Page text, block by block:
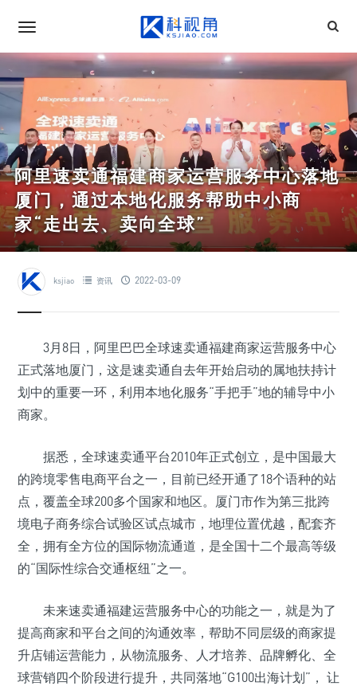
阿里速卖通福建商家运营服务中心落地
厦门，通过本地化服务帮助中小商
家“走出去、卖向全球”
ksjiao 资讯 2022-03-09
3月8日，阿里巴巴全球速卖通福建商家运营服务中心
正式落地厦门，这是速卖通自去年开始启动的属地扶持计
划中的重要一环，利用本地化服务“手把手”地的辅导中小
商家。
据悉，全球速卖通平台2010年正式创立，是中国最大
的跨境零售电商平台之一，目前已经开通了18个语种的站
点，覆盖全球200多个国家和地区。厦门市作为第三批跨
境电子商务综合试验区试点城市，地理位置优越，配套齐
全，拥有全方位的国际物流通道，是全国十二个最高等级
的“国际性综合交通枢纽”之一。
未来速卖通福建运营服务中心的功能之一，就是为了
提高商家和平台之间的沟通效率，帮助不同层级的商家提
升店铺运营能力，从物流服务、人才培养、品牌孵化、全
球营销四个阶段进行提升，共同落地“G100出海计划”， 让